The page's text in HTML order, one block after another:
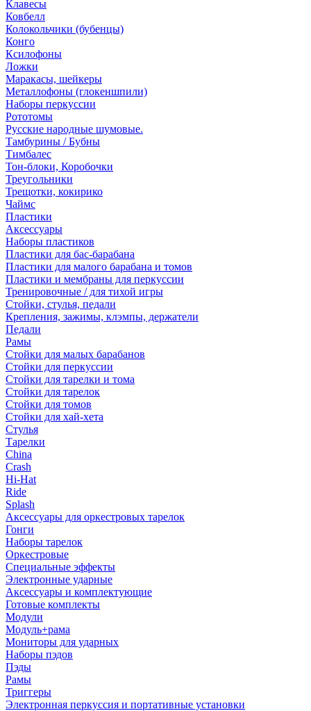
Клавесы
Ковбелл
Колокольчики (бубенцы)
Конго
Ксилофоны
Ложки
Маракасы, шейкеры
Металлофоны (глокеншпили)
Наборы перкуссии
Рототомы
Русские народные шумовые.
Тамбурины / Бубны
Тимбалес
Тон-блоки, Коробочки
Треугольники
Трещотки, кокирико
Чаймс
Пластики
Аксессуары
Наборы пластиков
Пластики для бас-барабана
Пластики для малого барабана и томов
Пластики и мембраны для перкуссии
Тренировочные / для тихой игры
Стойки, стулья, педали
Крепления, зажимы, клэмпы, держатели
Педали
Рамы
Стойки для малых барабанов
Стойки для перкуссии
Стойки для тарелки и тома
Стойки для тарелок
Стойки для томов
Стойки для хай-хета
Стулья
Тарелки
China
Crash
Hi-Hat
Ride
Splash
Аксессуары для оркестровых тарелок
Гонги
Наборы тарелок
Оркестровые
Специальные эффекты
Электронные ударные
Аксессуары и комплектующие
Готовые комплекты
Модули
Модуль+рама
Мониторы для ударных
Наборы пэдов
Пэды
Рамы
Триггеры
Электронная перкуссия и портативные установки